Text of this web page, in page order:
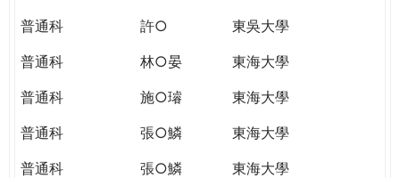
普通科
許○
東吳大學
普通科
林○晏
東海大學
普通科
施○璿
東海大學
普通科
張○鱗
東海大學
普通科
張○鱗
東海大學